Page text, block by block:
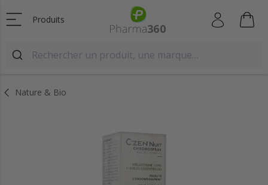
Produits
Nature & Bio